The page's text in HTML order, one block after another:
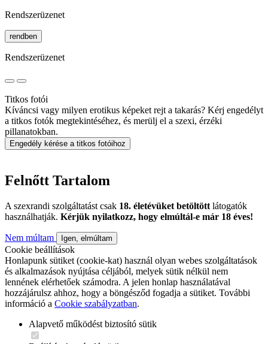
Rendszerüzenet
rendben
Rendszerüzenet
Titkos fotói
Kíváncsi vagy milyen erotikus képeket rejt a takarás? Kérj engedélyt
a titkos fotók megtekintéséhez, és merülj el a szexi, érzéki
pillanatokban.
Engedély kérése a titkos fotóihoz
Felnőtt Tartalom
A szexrandi szolgáltatást csak 18. életévüket betöltött látogatók
használhatják. Kérjük nyilatkozz, hogy elmúltál-e már 18 éves!
Nem múltam Igen, elmúltam
Cookie beállítások
Honlapunk sütiket (cookie-kat) használ olyan webes szolgáltatások
és alkalmazások nyújtása céljából, melyek sütik nélkül nem
lennének elérhetőek számodra. A jelen honlap használatával
hozzájárulsz ahhoz, hogy a böngésződ fogadja a sütiket. További
információ a Cookie szabályzatban.
Alapvető működést biztosító sütik